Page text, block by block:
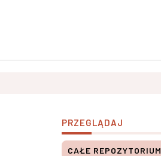
PRZEGLĄDAJ
CAŁE REPOZYTORIUM